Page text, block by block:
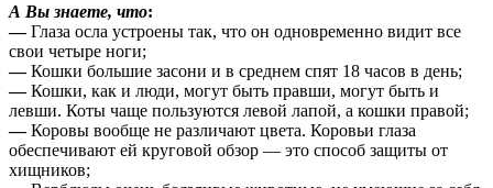
А Вы знаете, что:
—Глаза осла устроены так, что он одновременно видит все
свои четыре ноги;
—Кошки большие засони и в среднем спят 18 часов в день;
—Кошки, как и люди, могут быть правши, могут быть и
левши. Коты чаще пользуются левой лапой, а кошки правой;
—Коровы вообще не различают цвета. Коровьи глаза
обеспечивают ей круговой обзор — это способ защиты от
хищников;